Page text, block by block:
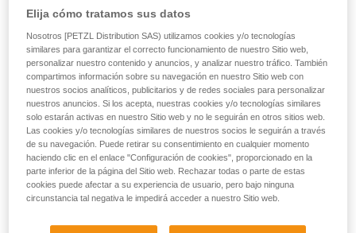
Elija cómo tratamos sus datos
Nosotros [PETZL Distribution SAS) utilizamos cookies y/o tecnologías
similares para garantizar el correcto funcionamiento de nuestro Sitio web,
personalizar nuestro contenido y anuncios, y analizar nuestro tráfico. También
compartimos información sobre su navegación en nuestro Sitio web con
nuestros socios analíticos, publicitarios y de redes sociales para personalizar
nuestros anuncios. Si los acepta, nuestras cookies y/o tecnologías similares
solo estarán activas en nuestro Sitio web y no le seguirán en otros sitios web.
Las cookies y/o tecnologías similares de nuestros socios le seguirán a través
de su navegación. Puede retirar su consentimiento en cualquier momento
haciendo clic en el enlace "Configuración de cookies", proporcionado en la
parte inferior de la página del Sitio web. Rechazar todas o parte de estas
cookies puede afectar a su experiencia de usuario, pero bajo ninguna
circunstancia tal negativa le impedirá acceder a nuestro Sitio web.